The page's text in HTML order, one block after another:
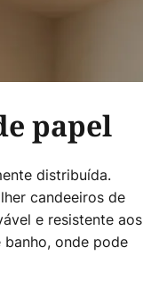
papel
distribuída.
candeeiros de
e resistente aos
onde pode